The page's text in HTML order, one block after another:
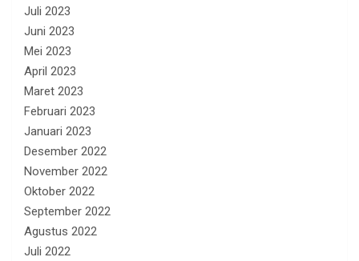
Juli 2023
Juni 2023
Mei 2023
April 2023
Maret 2023
Februari 2023
Januari 2023
Desember 2022
November 2022
Oktober 2022
September 2022
Agustus 2022
Juli 2022